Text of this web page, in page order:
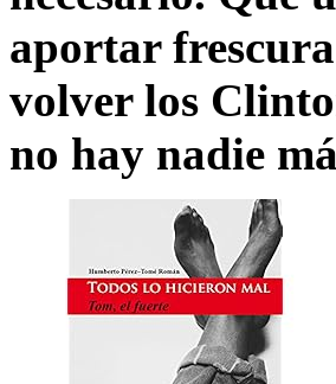
aportar
volver los
no hay nadie